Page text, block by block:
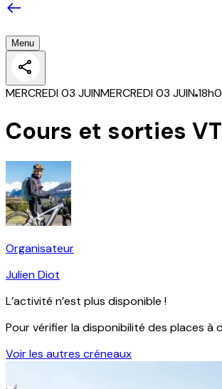
Menu
MERCREDI 03 JUINMERCREDI 03 JUIN
Cours et sorties
Organisateur
Julien Diot
L’activité n’est plus disponible !
Pour vérifier la disponibilité des places à
Voir les autres créneaux